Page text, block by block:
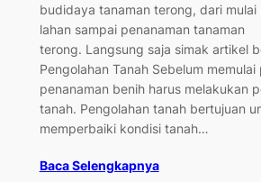
budidaya tanaman terong, dari mulai
lahan sampai penanaman tanaman
terong. Langsung saja simak artikel
Pengolahan Tanah Sebelum memulai
penanaman benih harus melakukan
tanah. Pengolahan tanah bertujuan
memperbaiki kondisi tanah…
Baca Selengkapnya